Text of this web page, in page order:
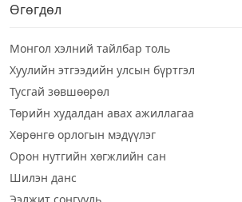
Өгөгдөл
Монгол хэлний тайлбар толь
Хуулийн этгээдийн улсын бүртгэл
Тусгай зөвшөөрөл
Төрийн худалдан авах ажиллагаа
Хөрөнгө орлогын мэдүүлэг
Орон нутгийн хөгжлийн сан
Шилэн данс